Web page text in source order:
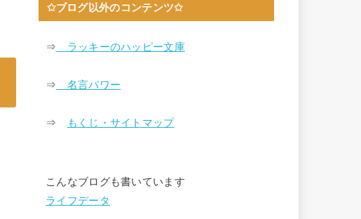
✩ブログ以外のコンテンツ✩
⇒ ラッキーのハッピー文庫
⇒ 名言パワー
⇒ もくじ・サイトマップ
こんなブログも書いています
ライフデータ